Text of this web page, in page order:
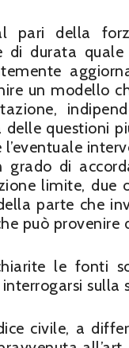
pari della
di durata
un modello
delle questioni
l’eventuale
grado di
limite, due
parte che
può
le fonti
sulla
civile, a